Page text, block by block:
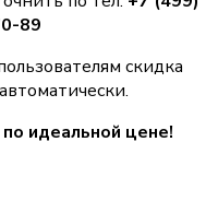
89
скидка
идеальной цене!